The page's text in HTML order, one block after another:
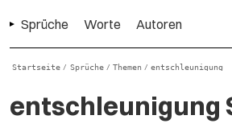
Sprüche Worte Autoren
Startseite / Sprüche / Themen / entschleunigung
entschleunigung